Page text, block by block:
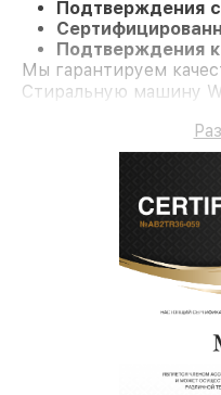
Подтверждения
Подтверждения
Мы гарантируем
Стиральную машину